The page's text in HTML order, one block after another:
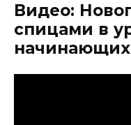
Видео:
спицами в
начинающих